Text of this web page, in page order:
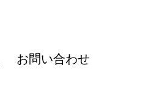
お問い合わせ